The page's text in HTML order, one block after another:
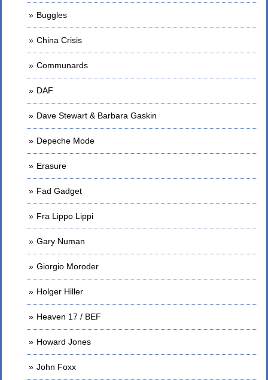
Buggles
China Crisis
Communards
DAF
Dave Stewart & Barbara Gaskin
Depeche Mode
Erasure
Fad Gadget
Fra Lippo Lippi
Gary Numan
Giorgio Moroder
Holger Hiller
Heaven 17 / BEF
Howard Jones
John Foxx